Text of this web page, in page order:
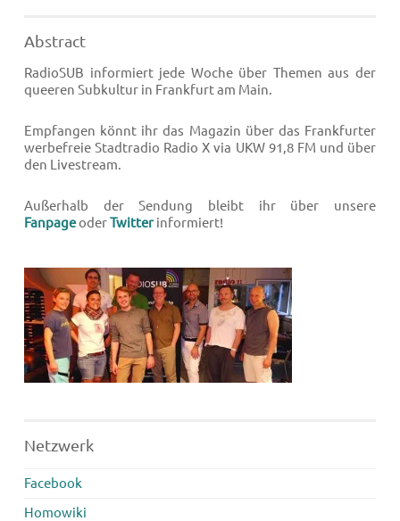
Abstract
RadioSUB informiert jede Woche über Themen aus der
queeren Subkultur in Frankfurt am Main.
Empfangen könnt ihr das Magazin über das Frankfurter
werbefreie Stadtradio Radio X via UKW 91,8 FM und über
den Livestream.
Außerhalb der Sendung bleibt ihr über unsere
FanpageoderTwitterinformiert!
Netzwerk
Facebook
Homowiki